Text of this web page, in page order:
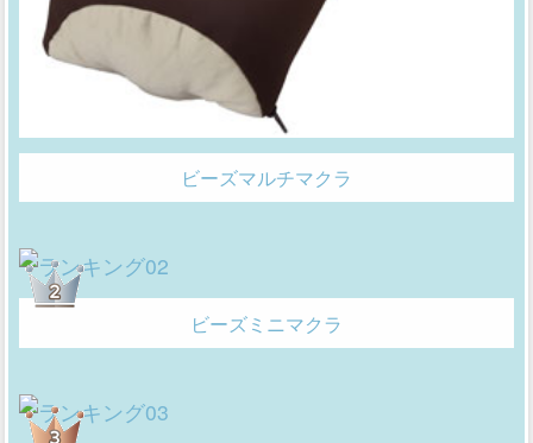
ビーズマルチマクラ
ビーズミニマクラ